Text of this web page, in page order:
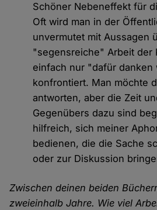
Schöner Nebeneffekt für
Oft wird man in der
unvermutet mit Aussagen
"segensreiche" Arbeit der
einfach nur "dafür danken
konfrontiert. Man möchte
antworten, aber die Zeit
Gegenübers dazu sind
hilfreich, sich meiner
bedienen, die die Sache
oder zur Diskussion
Zwischen deinen beiden
zweieinhalb Jahre. Wie viel